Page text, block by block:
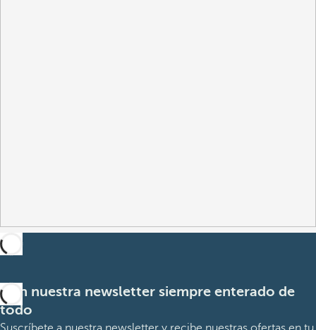
Con nuestra newsletter siempre enterado de
todo